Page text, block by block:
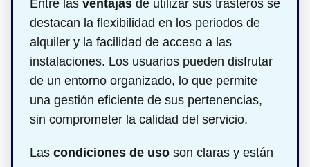
Entre las ventajas de utilizar sus trasteros se
destacan la flexibilidad en los periodos de
alquiler y la facilidad de acceso a las
instalaciones. Los usuarios pueden disfrutar
de un entorno organizado, lo que permite
una gestión eficiente de sus pertenencias,
sin comprometer la calidad del servicio.
Las condiciones de uso son claras y están